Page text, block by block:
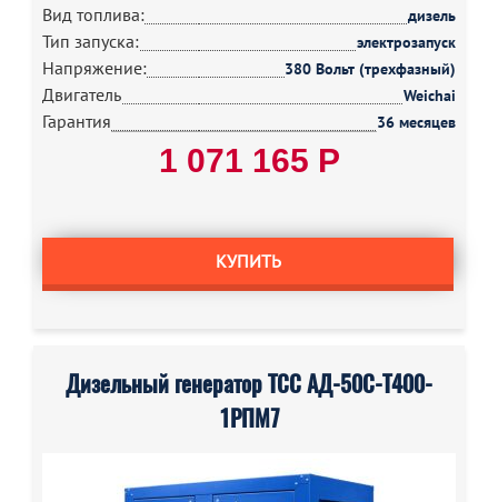
Вид топлива: дизель
Тип запуска: электрозапуск
Напряжение: 380 Вольт (трехфазный)
Двигатель Weichai
Гарантия 36 месяцев
1 071 165 Р
КУПИТЬ
Дизельный генератор ТСС АД-50С-Т400-
1РПМ7